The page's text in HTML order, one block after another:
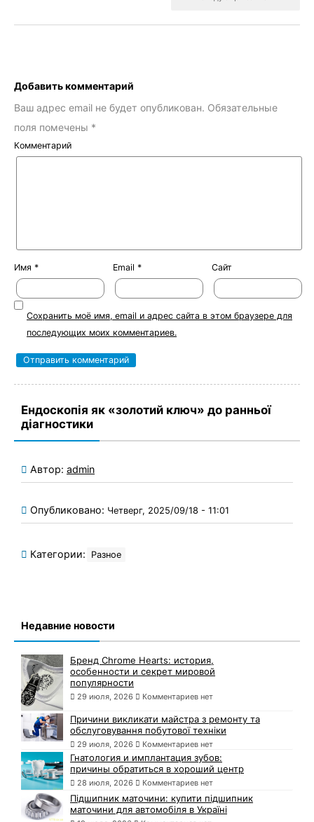
Добавить комментарий
Ваш адрес email не будет опубликован. Обязательные
поля помечены *
Комментарий
Имя * Email * Сайт
Сохранить моё имя, email и адрес сайта в этом браузере для
последующих моих комментариев.
Ендоскопія як «золотий ключ» до ранньої
діагностики
Автор: admin
Опубликовано: Четверг, 2025/09/18 - 11:01
Категории: Разное
Недавние новости
Бренд Chrome Hearts: история,
особенности и секрет мировой
популярности
29 июля, 2026 Комментариев нет
Причини викликати майстра з ремонту та
обслуговування побутової техніки
29 июля, 2026 Комментариев нет
Гнатология и имплантация зубов:
причины обратиться в хороший центр
28 июля, 2026 Комментариев нет
Підшипник маточини: купити підшипник
маточини для автомобіля в Україні